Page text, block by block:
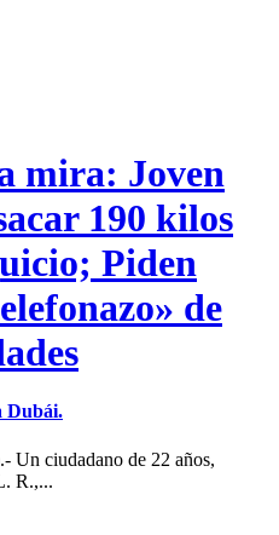
mira: Joven
190 kilos
Piden
de
Dubái.
Un ciudadano de 22 años,
R.,...